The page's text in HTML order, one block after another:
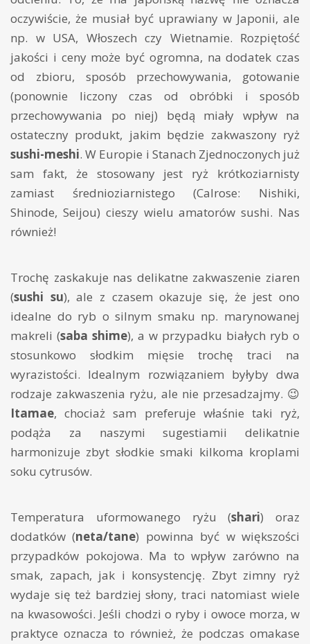
oczywiście, że musiał być uprawiany w Japonii, ale
np. w USA, Włoszech czy Wietnamie. Rozpiętość
jakości i ceny może być ogromna, na dodatek czas
od zbioru, sposób przechowywania, gotowanie
(ponownie liczony czas od obróbki i sposób
przechowywania po niej) będą miały wpływ na
ostateczny produkt, jakim będzie zakwaszony ryż
sushi-meshi. W Europie i Stanach Zjednoczonych już
sam fakt, że stosowany jest ryż krótkoziarnisty
zamiast średnioziarnistego (Calrose: Nishiki,
Shinode, Seijou) cieszy wielu amatorów sushi. Nas
również!
Trochę zaskakuje nas delikatne zakwaszenie ziaren
(sushi su), ale z czasem okazuje się, że jest ono
idealne do ryb o silnym smaku np. marynowanej
makreli (saba shime), a w przypadku białych ryb o
stosunkowo słodkim mięsie trochę traci na
wyrazistości. Idealnym rozwiązaniem byłyby dwa
rodzaje zakwaszenia ryżu, ale nie przesadzajmy. 😉
Itamae, chociaż sam preferuje właśnie taki ryż,
podąża za naszymi sugestiamii delikatnie
harmonizuje zbyt słodkie smaki kilkoma kroplami
soku cytrusów.
Temperatura uformowanego ryżu (shari) oraz
dodatków (neta/tane) powinna być w większości
przypadków pokojowa. Ma to wpływ zarówno na
smak, zapach, jak i konsystencję. Zbyt zimny ryż
wydaje się też bardziej słony, traci natomiast wiele
na kwasowości. Jeśli chodzi o ryby i owoce morza, w
praktyce oznacza to również, że podczas omakase